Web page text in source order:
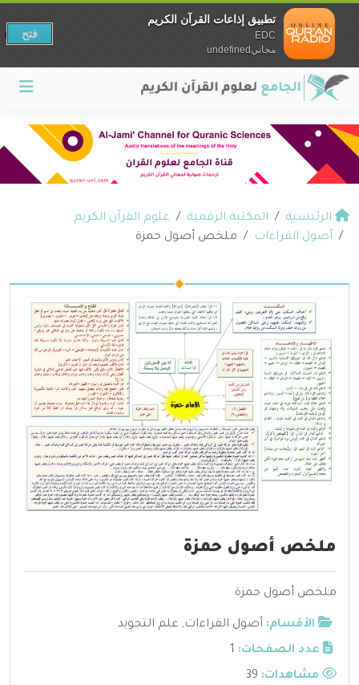
الرئيسية المكتبة الرقمية
علوم القرآن الكريم
أصول القراءات
ملخص أصول حمزة
ملخص أصول حمزة
ملخص أصول حمزة
الأقسام: أصول القراءات, علم التجويد
عدد الصفحات: 1
مشاهدات:
تطبيق إذاعات القرآن الكريم
EDC
مجانيundefined
فتح